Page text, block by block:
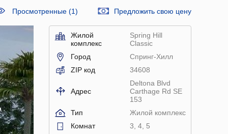
Просмотренные (1) Предложить свою цену
Жилой
комплекс
Spring Hill
Classic
Город
Спринг-Хилл
ZIP код
34608
Адрес
Deltona Blvd
Carthage Rd SE
153
Тип
Жилой комплекс
Комнат
3, 4, 5